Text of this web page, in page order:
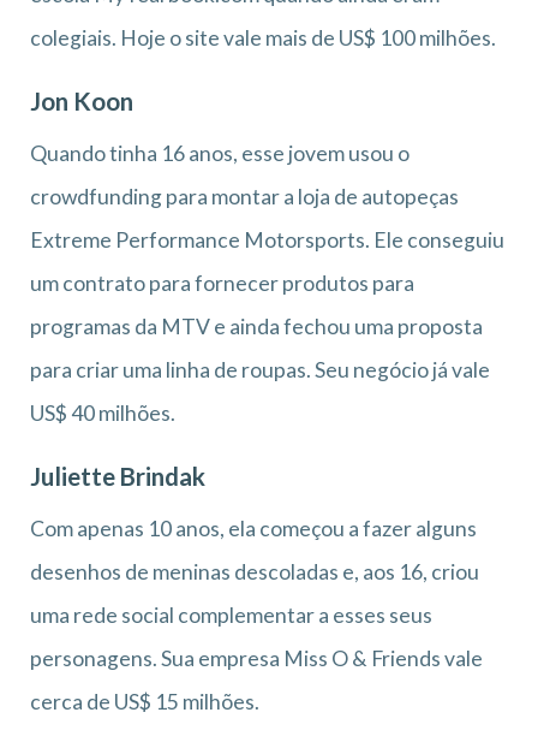
colegiais. Hoje o site vale mais de US$ 100 milhões.
Jon Koon
Quando tinha 16 anos, esse jovem usou o
crowdfunding para montar a loja de autopeças
Extreme Performance Motorsports. Ele conseguiu
um contrato para fornecer produtos para
programas da MTV e ainda fechou uma proposta
para criar uma linha de roupas. Seu negócio já vale
US$ 40 milhões.
Juliette Brindak
Com apenas 10 anos, ela começou a fazer alguns
desenhos de meninas descoladas e, aos 16, criou
uma rede social complementar a esses seus
personagens. Sua empresa Miss O & Friends vale
cerca de US$ 15 milhões.